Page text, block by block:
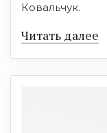
Ковальчук.
Читать далее